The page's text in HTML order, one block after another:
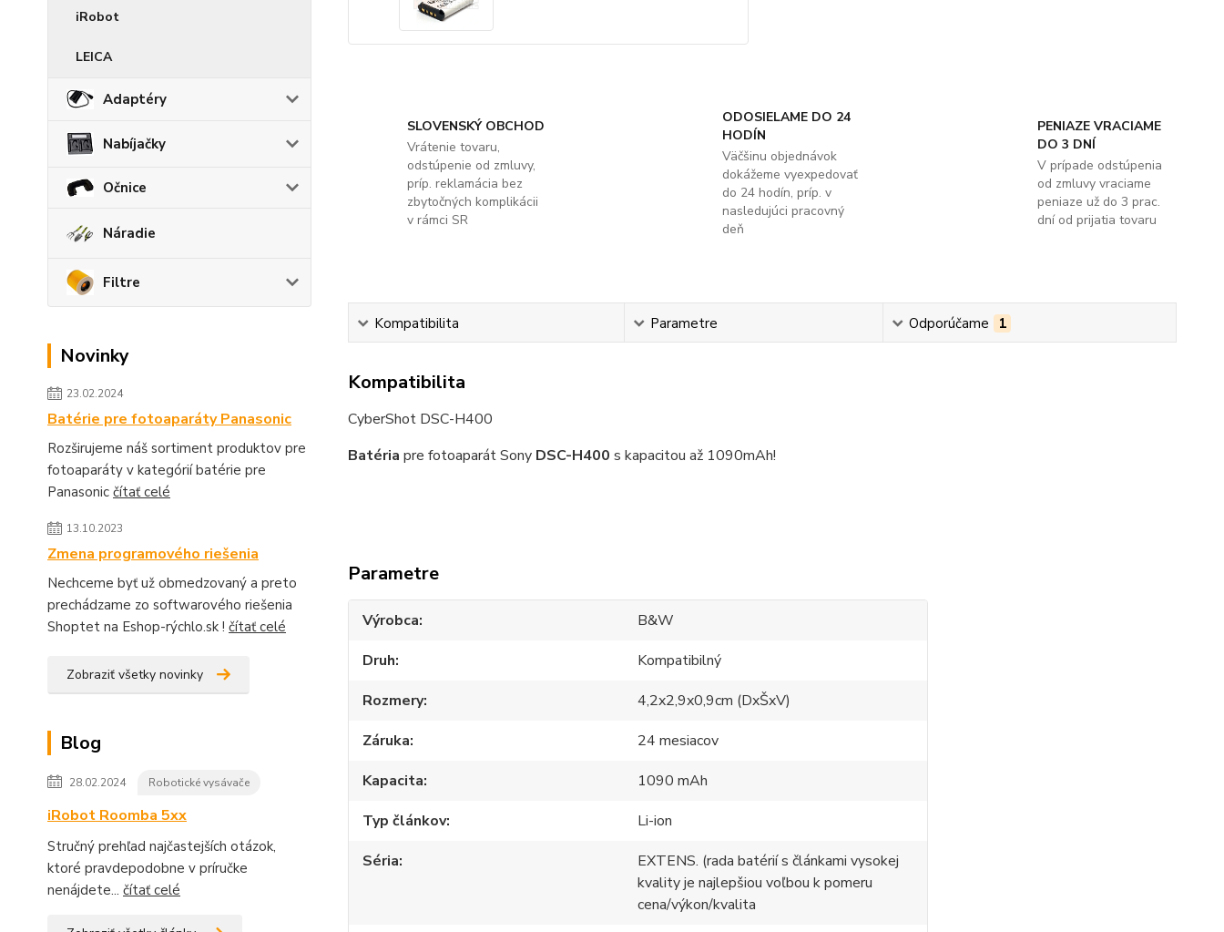
iRobot
LEICA
Adaptéry
Nabíjačky
Očnice
Náradie
Filtre
Novinky
23.02.2024
Batérie pre fotoaparáty Panasonic
Rozširujeme náš sortiment produktov pre
fotoaparáty v kategórií batérie pre
Panasonic čítať celé
13.10.2023
Zmena programového riešenia
Nechceme byť už obmedzovaný a preto
prechádzame zo softwarového riešenia
Shoptet na Eshop-rýchlo.sk ! čítať celé
Zobraziť všetky novinky
Blog
28.02.2024 Robotické vysávače
iRobot Roomba 5xx
Stručný prehľad najčastejších otázok,
ktoré pravdepodobne v príručke
nenájdete... čítať celé
SLOVENSKÝ OBCHOD
Vrátenie tovaru,
odstúpenie od zmluvy,
príp. reklamácia bez
zbytočných komplikácii
v rámci SR
ODOSIELAME DO 24
HODÍN
Väčšinu objednávok
dokážeme vyexpedovať
do 24 hodín, príp. v
nasledujúci pracovný
deň
PENIAZE VRACIAME
DO 3 DNÍ
V prípade odstúpenia
od zmluvy vraciame
peniaze už do 3 prac.
dní od prijatia tovaru
Kompatibilita Parametre Odporúčame 1
Kompatibilita
CyberShot DSC-H400
Batéria pre fotoaparát Sony DSC-H400 s kapacitou až 1090mAh!
Parametre
Výrobca
B&W
Druh
Kompatibilný
Rozmery
4,2x2,9x0,9cm (DxŠxV)
Záruka
24 mesiacov
Kapacita
1090 mAh
Typ článkov
Li-ion
Séria
EXTENS. (rada batérií s článkami vysokej
kvality je najlepšiou voľbou k pomeru
cena/výkon/kvalita